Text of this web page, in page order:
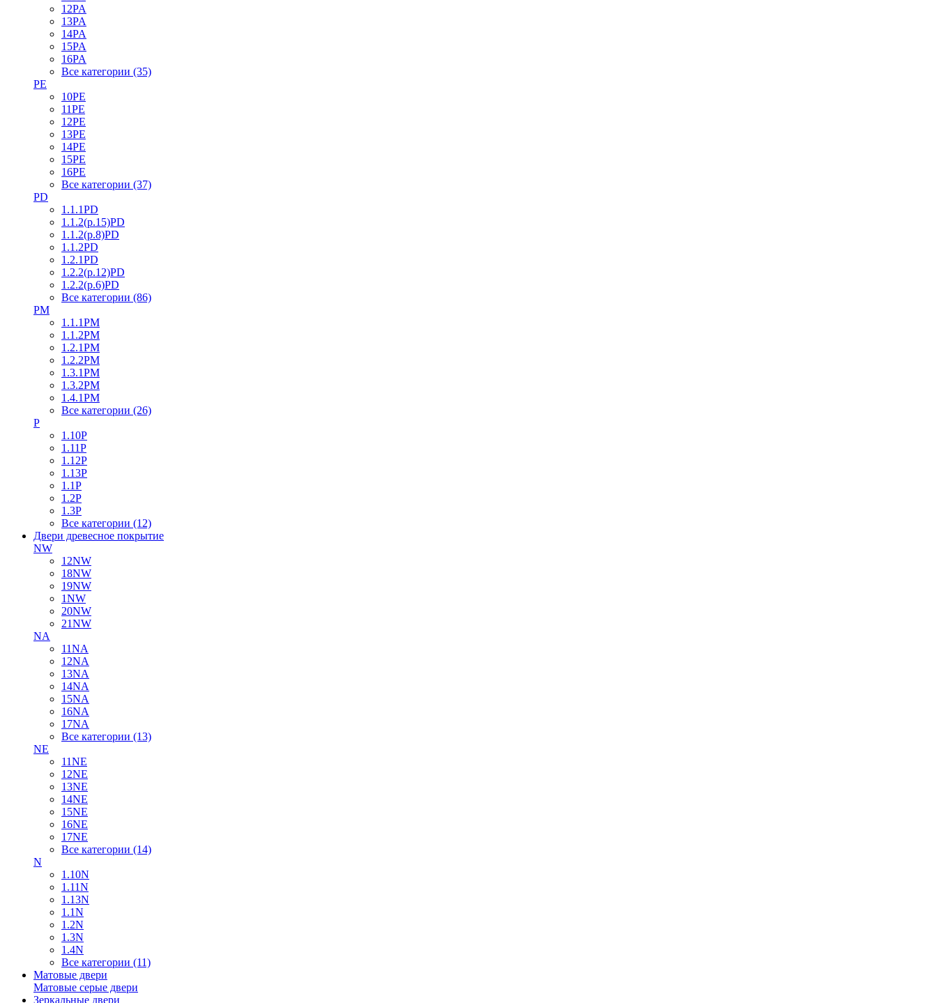
12PA
13PA
14PA
15PA
16PA
Все категории (35)
PE
10PE
11PE
12PE
13PE
14PE
15PE
16PE
Все категории (37)
PD
1.1.1PD
1.1.2(р.15)PD
1.1.2(р.8)PD
1.1.2PD
1.2.1PD
1.2.2(р.12)PD
1.2.2(р.6)PD
Все категории (86)
PM
1.1.1PM
1.1.2PM
1.2.1PM
1.2.2PM
1.3.1PM
1.3.2PM
1.4.1PM
Все категории (26)
P
1.10P
1.11P
1.12P
1.13P
1.1P
1.2P
1.3P
Все категории (12)
Двери древесное покрытие
NW
12NW
18NW
19NW
1NW
20NW
21NW
NA
11NA
12NA
13NA
14NA
15NA
16NA
17NA
Все категории (13)
NE
11NE
12NE
13NE
14NE
15NE
16NE
17NE
Все категории (14)
N
1.10N
1.11N
1.13N
1.1N
1.2N
1.3N
1.4N
Все категории (11)
Матовые двери
Матовые серые двери
Зеркальные двери